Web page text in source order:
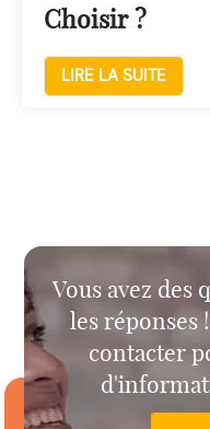
Choisir ?
LIRE LA SUITE
Vous avez des
les réponses
contacter